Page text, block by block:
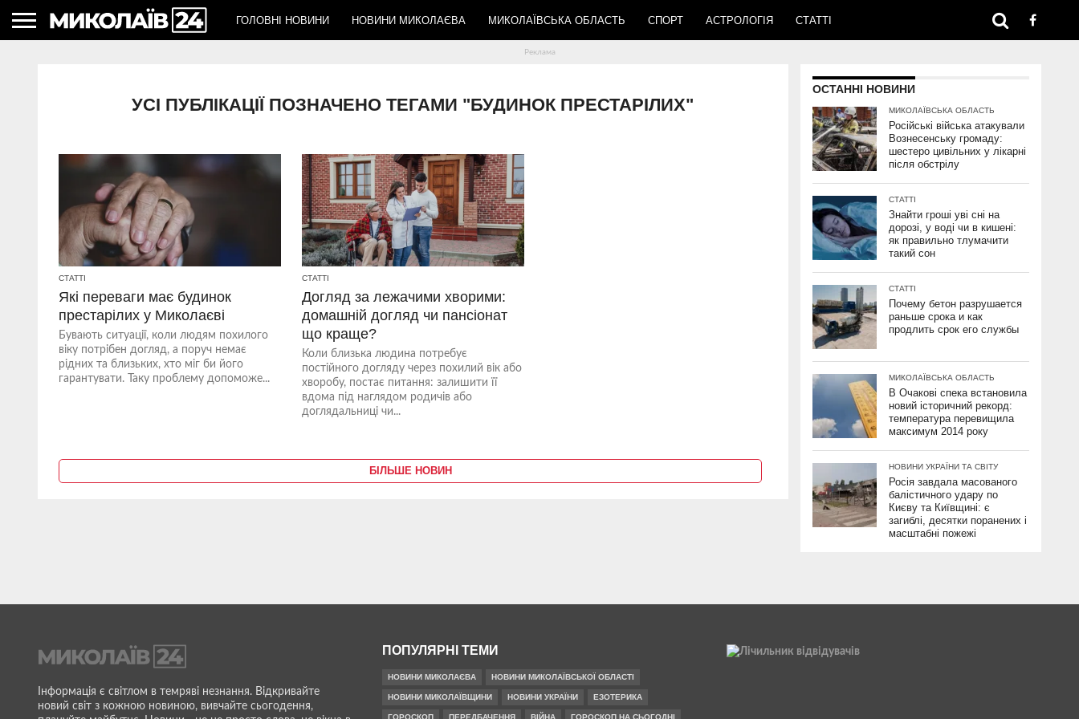
ГОЛОВНІ НОВИНИ НОВИНИ МИКОЛАЄВА МИКОЛАЇВСЬКА ОБЛАСТЬ СПОРТ АСТРОЛОГІЯ СТАТТІ
УСІ ПУБЛІКАЦІЇ ПОЗНАЧЕНО ТЕГАМИ "БУДИНОК ПРЕСТАРІЛИХ"
СТАТТІ
Які переваги має будинок
престарілих у Миколаєві
Бувають ситуації, коли людям похилого
віку потрібен догляд, а поруч немає
рідних та близьких, хто міг би його
гарантувати. Таку проблему допоможе...
СТАТТІ
Догляд за лежачими хворими:
домашній догляд чи пансіонат
що краще?
Коли близька людина потребує
постійного догляду через похилий вік або
хворобу, постає питання: залишити її
вдома під наглядом родичів або
доглядальниці чи...
БІЛЬШЕ НОВИН
ОСТАННІ НОВИНИ
МИКОЛАЇВСЬКА ОБЛАСТЬ
Російські війська атакували
Вознесенську громаду:
шестеро цивільних у лікарні
після обстрілу
СТАТТІ
Знайти гроші уві сні на
дорозі, у воді чи в кишені:
як правильно тлумачити
такий сон
СТАТТІ
Почему бетон разрушается
раньше срока и как
продлить срок его службы
МИКОЛАЇВСЬКА ОБЛАСТЬ
В Очакові спека встановила
новий історичний рекорд:
температура перевищила
максимум 2014 року
НОВИНИ УКРАЇНИ ТА СВІТУ
Росія завдала масованого
балістичного удару по
Києву та Київщині: є
загиблі, десятки поранених і
масштабні пожежі
Інформація є світлом в темряві незнання. Відкривайте
новий світ з кожною новиною, вивчайте сьогодення,
ПОПУЛЯРНІ ТЕМИ
НОВИНИ МИКОЛАЄВА НОВИНИ МИКОЛАЇВСЬКОЇ ОБЛАСТІ
НОВИНИ МИКОЛАЇВЩИНИ НОВИНИ УКРАЇНИ ЕЗОТЕРИКА
ГОРОСКОП ПЕРЕДБАЧЕННЯ ВІЙНА ГОРОСКОП НА СЬОГОДНІ